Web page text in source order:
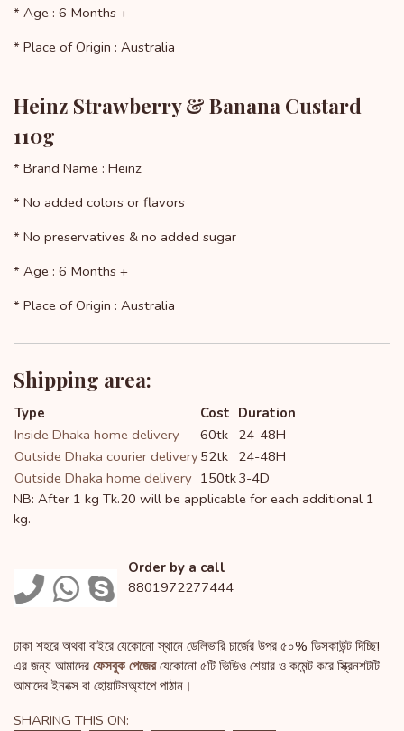
* Age : 6 Months +
* Place of Origin : Australia
Heinz Strawberry & Banana Custard
110g
* Brand Name : Heinz
* No added colors or flavors
* No preservatives & no added sugar
* Age : 6 Months +
* Place of Origin : Australia
Shipping area:
Type Cost Duration
Inside Dhaka home delivery
60tk 24-48H
Outside Dhaka courier delivery52tk 24-48H
Outside Dhaka home delivery 150tk3-4D
NB: After 1 kg Tk.20 will be applicable for each additional 1
kg.
Order by a call
8801972277444
ঢাকা শহরে অথবা বাইরে যেকোনো স্থানে ডেলিভারি চার্জের উপর ৫০% ডিসকাউন্ট দিচ্ছি!
এর জন্য আমাদের ফেসবুক পেজেরযেকোনো ৫টি ভিডিও শেয়ার ও কমেন্ট করে স্ক্রিনশটটি
আমাদের ইনবক্স বা হোয়াটসঅ্যাপে পাঠান।
SHARING THIS ON: